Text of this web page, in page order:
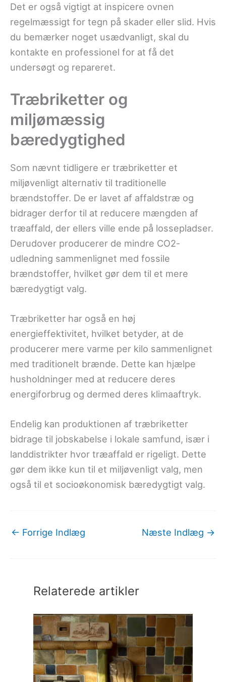
Det er også vigtigt at inspicere ovnen
regelmæssigt for tegn på skader eller slid. Hvis
du bemærker noget usædvanligt, skal du
kontakte en professionel for at få det
undersøgt og repareret.
Træbriketter og
miljømæssig
bæredygtighed
Som nævnt tidligere er træbriketter et
miljøvenligt alternativ til traditionelle
brændstoffer. De er lavet af affaldstræ og
bidrager derfor til at reducere mængden af
træaffald, der ellers ville ende på lossepladser.
Derudover producerer de mindre CO2-
udledning sammenlignet med fossile
brændstoffer, hvilket gør dem til et mere
bæredygtigt valg.
Træbriketter har også en høj
energieffektivitet, hvilket betyder, at de
producerer mere varme per kilo sammenlignet
med traditionelt brænde. Dette kan hjælpe
husholdninger med at reducere deres
energiforbrug og dermed deres klimaaftryk.
Endelig kan produktionen af træbriketter
bidrage til jobskabelse i lokale samfund, især i
landdistrikter hvor træaffald er rigeligt. Dette
gør dem ikke kun til et miljøvenligt valg, men
også til et socioøkonomisk bæredygtigt valg.
← Forrige Indlæg Næste Indlæg →
Relaterede artikler